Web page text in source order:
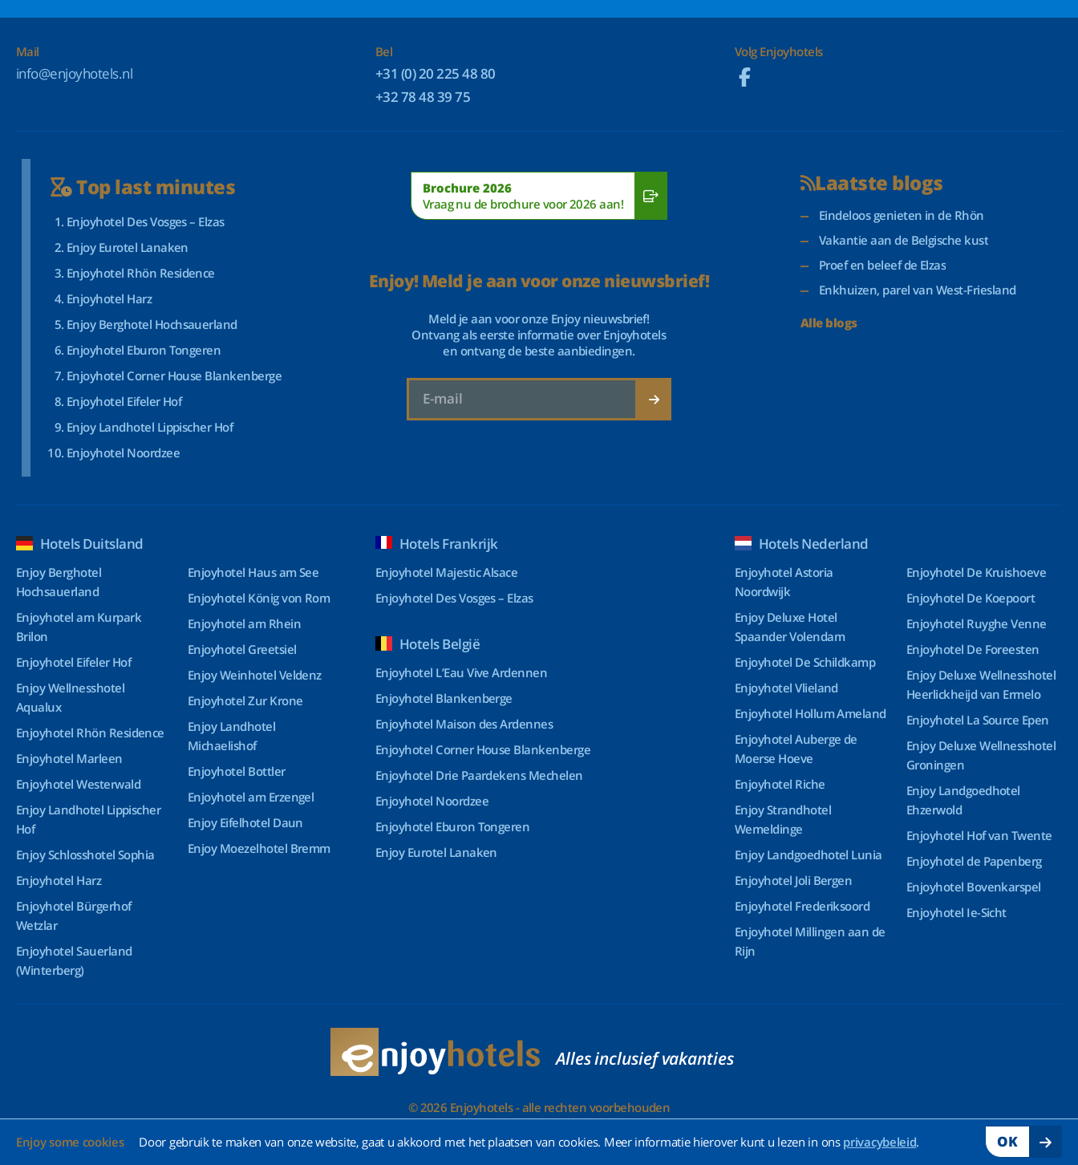
Enjoy some cookies Door gebruik te maken van onze website, gaat u akkoord met het plaatsen van cookies. Meer informatie hierover kunt u lezen in ons privacybeleid. OK
Mail
info@enjoyhotels.nl
Bel
+31 (0) 20 225 48 80
+32 78 48 39 75
Volg Enjoyhotels
Top last minutes
Enjoyhotel Des Vosges – Elzas
Enjoy Eurotel Lanaken
Enjoyhotel Rhön Residence
Enjoyhotel Harz
Enjoy Berghotel Hochsauerland
Enjoyhotel Eburon Tongeren
Enjoyhotel Corner House Blankenberge
Enjoyhotel Eifeler Hof
Enjoy Landhotel Lippischer Hof
Enjoyhotel Noordzee
Brochure 2026
Vraag nu de brochure voor 2026 aan!
Enjoy! Meld je aan voor onze nieuwsbrief!
Meld je aan voor onze Enjoy nieuwsbrief!
Ontvang als eerste informatie over Enjoyhotels
en ontvang de beste aanbiedingen.
Laatste blogs
Eindeloos genieten in de Rhön
Vakantie aan de Belgische kust
Proef en beleef de Elzas
Enkhuizen, parel van West-Friesland
Alle blogs
Hotels Duitsland
Enjoy Berghotel
Hochsauerland
Enjoyhotel am Kurpark
Brilon
Enjoyhotel Eifeler Hof
Enjoy Wellnesshotel
Aqualux
Enjoyhotel Rhön Residence
Enjoyhotel Marleen
Enjoyhotel Westerwald
Enjoy Landhotel Lippischer
Hof
Enjoy Schlosshotel Sophia
Enjoyhotel Harz
Enjoyhotel Bürgerhof
Wetzlar
Enjoyhotel Sauerland
(Winterberg)
Enjoyhotel Haus am See
Enjoyhotel König von Rom
Enjoyhotel am Rhein
Enjoyhotel Greetsiel
Enjoy Weinhotel Veldenz
Enjoyhotel Zur Krone
Enjoy Landhotel
Michaelishof
Enjoyhotel Bottler
Enjoyhotel am Erzengel
Enjoy Eifelhotel Daun
Enjoy Moezelhotel Bremm
Hotels Frankrijk
Enjoyhotel Majestic Alsace
Enjoyhotel Des Vosges – Elzas
Hotels België
Enjoyhotel L’Eau Vive Ardennen
Enjoyhotel Blankenberge
Enjoyhotel Maison des Ardennes
Enjoyhotel Corner House Blankenberge
Enjoyhotel Drie Paardekens Mechelen
Enjoyhotel Noordzee
Enjoyhotel Eburon Tongeren
Enjoy Eurotel Lanaken
Hotels Nederland
Enjoyhotel Astoria
Noordwijk
Enjoy Deluxe Hotel
Spaander Volendam
Enjoyhotel De Schildkamp
Enjoyhotel Vlieland
Enjoyhotel Hollum Ameland
Enjoyhotel Auberge de
Moerse Hoeve
Enjoyhotel Riche
Enjoy Strandhotel
Wemeldinge
Enjoy Landgoedhotel Lunia
Enjoyhotel Joli Bergen
Enjoyhotel Frederiksoord
Enjoyhotel Millingen aan de
Rijn
Enjoyhotel De Kruishoeve
Enjoyhotel De Koepoort
Enjoyhotel Ruyghe Venne
Enjoyhotel De Foreesten
Enjoy Deluxe Wellnesshotel
Heerlickheijd van Ermelo
Enjoyhotel La Source Epen
Enjoy Deluxe Wellnesshotel
Groningen
Enjoy Landgoedhotel
Ehzerwold
Enjoyhotel Hof van Twente
Enjoyhotel de Papenberg
Enjoyhotel Bovenkarspel
Enjoyhotel Ie-Sicht
Alles inclusief vakanties
© 2026 Enjoyhotels - alle rechten voorbehouden